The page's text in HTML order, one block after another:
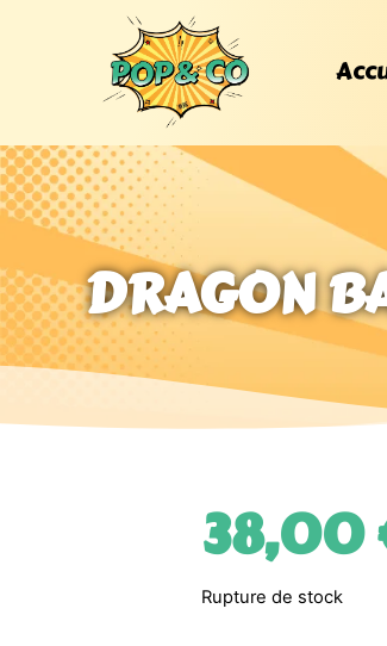
DRAGON
38,00
Rupture de stock